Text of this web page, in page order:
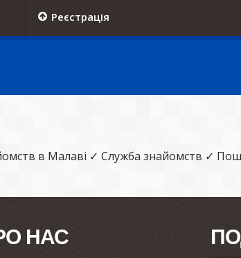
Реєстрація
в Малаві ✓ Служба знайомств ✓
НАС